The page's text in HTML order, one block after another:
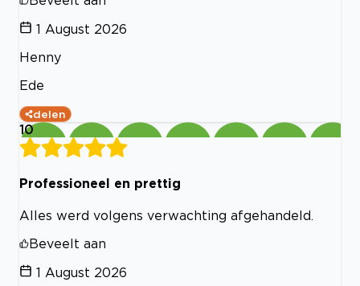
1 August 2026
Henny
Ede
delen
10
Professioneel en prettig
Alles werd volgens verwachting afgehandeld.
Beveelt aan
1 August 2026